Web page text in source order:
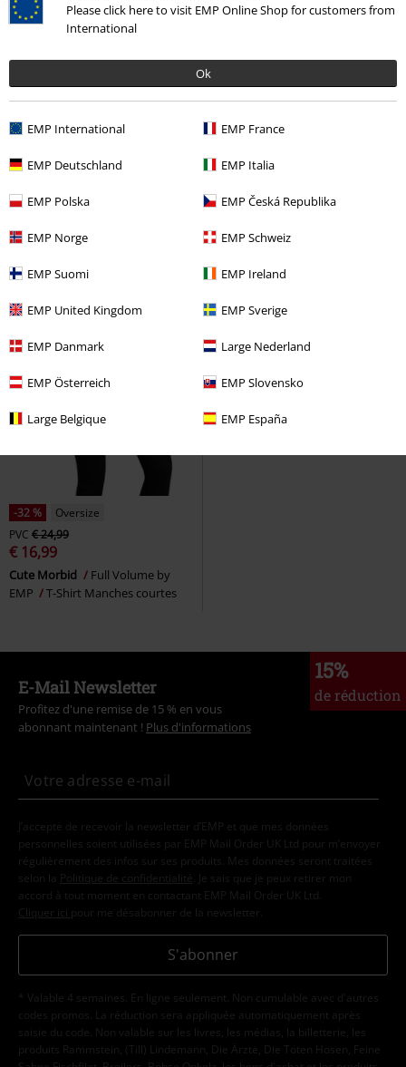
Please click here to visit EMP Online Shop for customers from
International
Ok
EMP International EMP France
EMP Deutschland EMP Italia
EMP Polska EMP Česká Republika
EMP Norge EMP Schweiz
EMP Suomi EMP Ireland
EMP United Kingdom EMP Sverige
EMP Danmark Large Nederland
EMP Österreich EMP Slovensko
Large Belgique EMP España
Des offres et des remises exclusives !
Pour seulement€ 9,95 par an!
Adhérer
-32 %
Oversize
PVC € 24,99
€ 16,99
Cute Morbid
Full Volume by
EMP
T-Shirt Manches courtes
15%
de réduction
E-Mail Newsletter
Profitez d'une remise de 15 % en vous
abonnant maintenant ! Plus d'informations
J’accepte de recevoir la newsletter d’EMP et que mes données
personnelles soient utilisées par EMP Mail Order UK Ltd pour m’envoyer
régulièrement des infos sur ses produits. Mes données seront traitées
selon la
Politique de confidentialité . Je sais que je peux retirer mon
accord à tout moment en contactant EMP Mail Order UK Ltd.
Cliquer ici pour me désabonner de la newsletter.
S'abonner
* Valable 4 semaines. En ligne seulement. Non cumulable avec d'autres
codes promos. La réduction sera appliquée automatiquement après
saisie du code. Non valable sur les livres, les médias, la billetterie, les
produits Rammstein, (Till) Lindemann, Die Ärzte, Die Toten Hosen, Feine